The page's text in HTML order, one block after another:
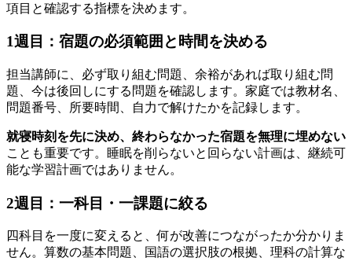
項目と確認する指標を決めます。
1週目：宿題の必須範囲と時間を決める
担当講師に、必ず取り組む問題、余裕があれば取り組む問
題、今は後回しにする問題を確認します。家庭では教材名、
問題番号、所要時間、自力で解けたかを記録します。
就寝時刻を先に決め、終わらなかった宿題を無理に埋めない
ことも重要です。睡眠を削らないと回らない計画は、継続可
能な学習計画ではありません。
2週目：一科目・一課題に絞る
四科目を一度に変えると、何が改善につながったか分かりま
せん。算数の基本問題、国語の選択肢の根拠、理科の計算な